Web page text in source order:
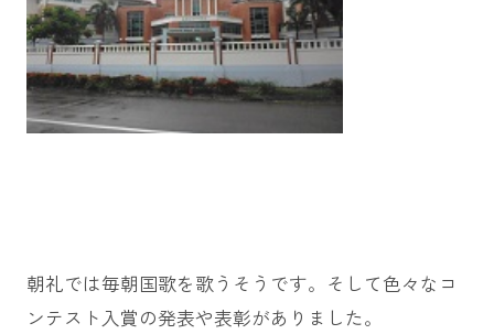
朝礼では毎朝国歌を歌うそうです。そして色々なコ
ンテスト入賞の発表や表彰がありました。